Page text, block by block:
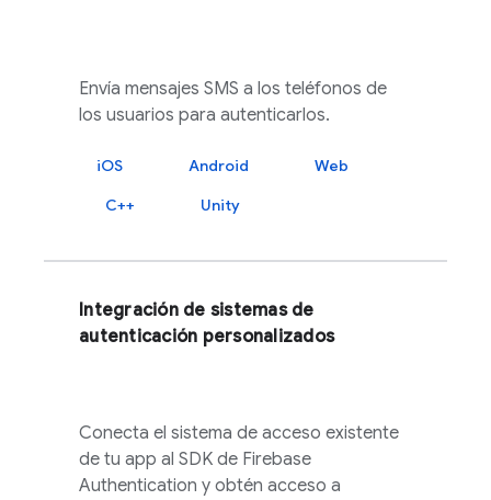
Envía mensajes SMS a los teléfonos de
los usuarios para autenticarlos.
iOS Android
Web
C++
Unity
Integración de sistemas de
autenticación personalizados
Conecta el sistema de acceso existente
de tu app al SDK de Firebase
Authentication y obtén acceso a